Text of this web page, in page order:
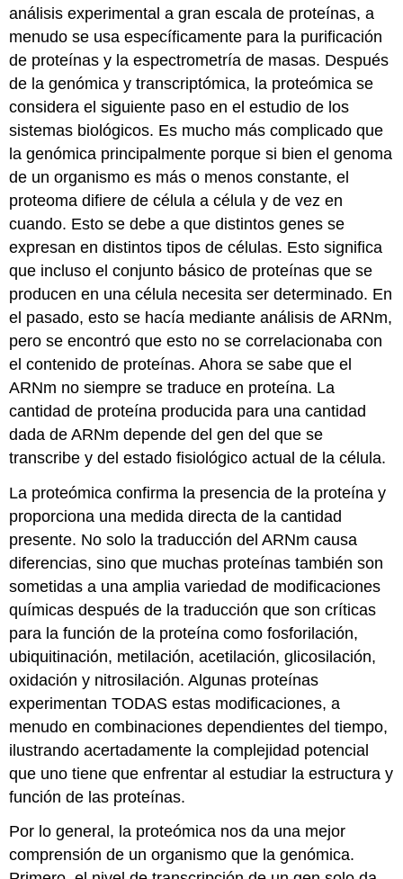
análisis experimental a gran escala de proteínas, a
menudo se usa específicamente para la purificación
de proteínas y la espectrometría de masas. Después
de la genómica y transcriptómica, la proteómica se
considera el siguiente paso en el estudio de los
sistemas biológicos. Es mucho más complicado que
la genómica principalmente porque si bien el genoma
de un organismo es más o menos constante, el
proteoma difiere de célula a célula y de vez en
cuando. Esto se debe a que distintos genes se
expresan en distintos tipos de células. Esto significa
que incluso el conjunto básico de proteínas que se
producen en una célula necesita ser determinado. En
el pasado, esto se hacía mediante análisis de ARNm,
pero se encontró que esto no se correlacionaba con
el contenido de proteínas. Ahora se sabe que el
ARNm no siempre se traduce en proteína. La
cantidad de proteína producida para una cantidad
dada de ARNm depende del gen del que se
transcribe y del estado fisiológico actual de la célula.
La proteómica confirma la presencia de la proteína y
proporciona una medida directa de la cantidad
presente. No solo la traducción del ARNm causa
diferencias, sino que muchas proteínas también son
sometidas a una amplia variedad de modificaciones
químicas después de la traducción que son críticas
para la función de la proteína como fosforilación,
ubiquitinación, metilación, acetilación, glicosilación,
oxidación y nitrosilación. Algunas proteínas
experimentan TODAS estas modificaciones, a
menudo en combinaciones dependientes del tiempo,
ilustrando acertadamente la complejidad potencial
que uno tiene que enfrentar al estudiar la estructura y
función de las proteínas.
Por lo general, la proteómica nos da una mejor
comprensión de un organismo que la genómica.